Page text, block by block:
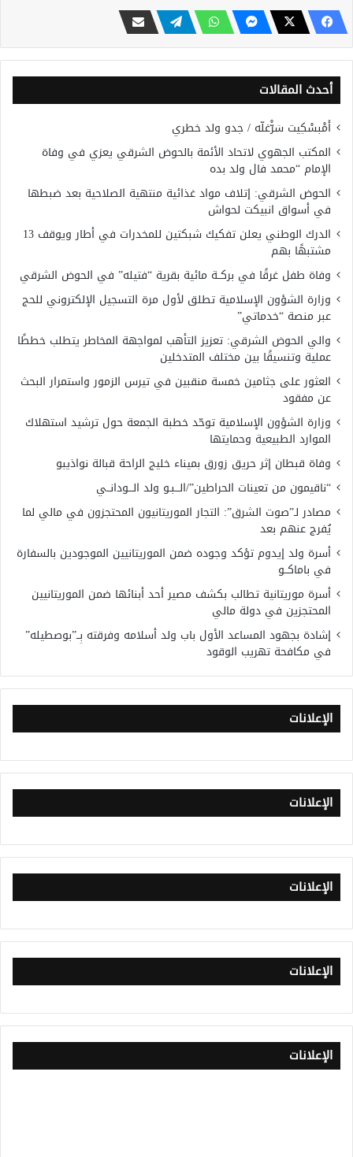
أحدث المقالات
أَمْبسْكِيت سَرّْغلّه / جدو ولد خطري
المكتب الجهوي لاتحاد الأئمة بالحوض الشرقي يعزي في وفاة
الإمام “محمد فال ولد بده
الحوض الشرقي: إتلاف مواد غذائية منتهية الصلاحية بعد ضبطها
في أسواق انبيكت لحواش
الدرك الوطني يعلن تفكيك شبكتين للمخدرات في أطار ويوقف 13
مشتبهًا بهم
وفاة طفل غرقًا في بركــة مائية بقرية “فتيله” في الحوض الشرقي
وزارة الشؤون الإسلامية تطلق لأول مرة التسجيل الإلكتروني للحج
عبر منصة “خدماتي”
والي الحوض الشرقي: تعزيز التأهب لمواجهة المخاطر يتطلب خططًا
عملية وتنسيقًا بين مختلف المتدخلين
العثور على جثامين خمسة منقبين في تيرس الزمور واستمرار البحث
عن مفقود
وزارة الشؤون الإسلامية توحّد خطبة الجمعة حول ترشيد استهلاك
الموارد الطبيعية وحمايتها
وفاة قبطان إثر حريق زورق بميناء خليج الراحة قبالة نواذيبو
“ناقيمون من تعينات الحراطين”/الـــبـو ولد الـــودانــي
مصادر لـ”صوت الشرق”: التجار الموريتانيون المحتجزون في مالي لما
يُفرج عنهم بعد
أسرة ولد إيدوم تؤكد وجوده ضمن الموريتانيين الموجودين بالسفارة
في باماكــو
أسرة موريتانية تطالب بكشف مصير أحد أبنائها ضمن الموريتانيين
المحتجزين في دولة مالي
إشادة بجهود المساعد الأول باب ولد أسلامه وفرقته بِــ”بوصطيله”
في مكافحة تهريب الوقود
الإعلانات
الإعلانات
الإعلانات
الإعلانات
الإعلانات